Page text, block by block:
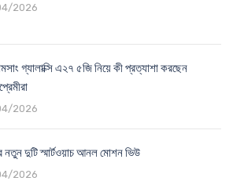
2026
গ্যালাক্সি এ২৭ ৫জি নিয়ে কী প্রত্যাশা করছেন
2026
নতুন দুটি স্মার্টওয়াচ আনল মোশন ভিউ
2026